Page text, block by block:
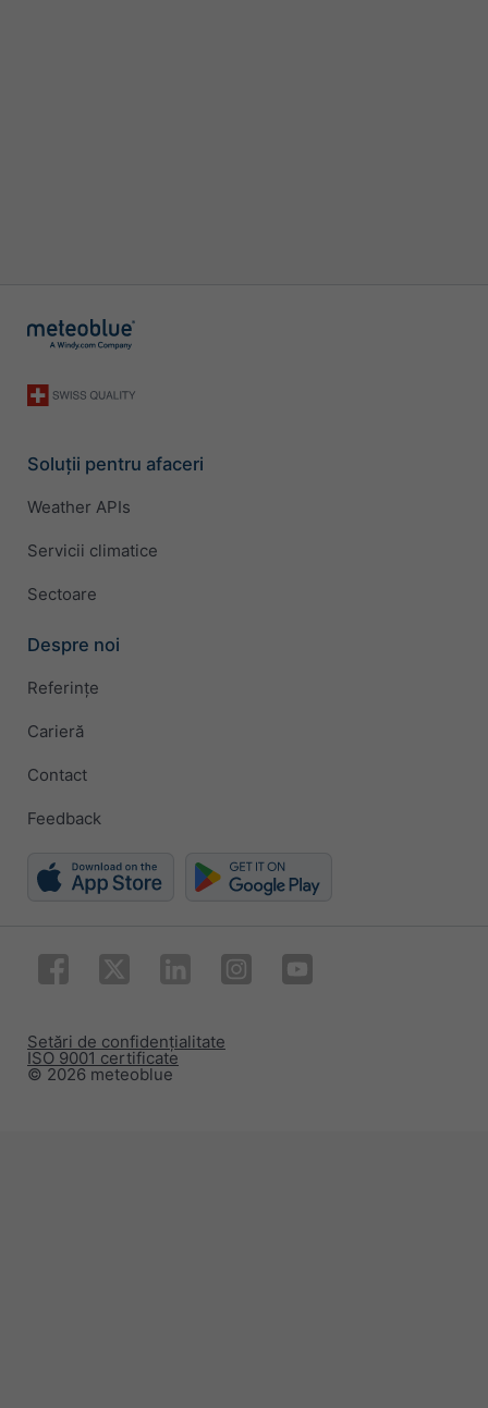
Soluții pentru afaceri
Weather APIs
Servicii climatice
Sectoare
Despre noi
Referințe
Carieră
Contact
Feedback
© 2026 meteoblue
ISO 9001 certificate
Setări de confidențialitate